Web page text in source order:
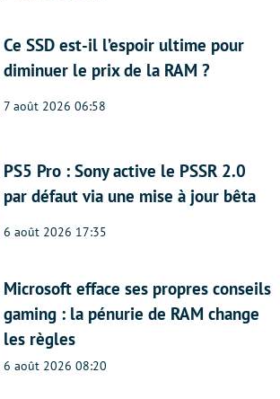
Ce SSD est-il l’espoir ultime pour
diminuer le prix de la RAM ?
7 août 2026 06:58
PS5 Pro : Sony active le PSSR 2.0
par défaut via une mise à jour bêta
6 août 2026 17:35
Microsoft efface ses propres conseils
gaming : la pénurie de RAM change
les règles
6 août 2026 08:20